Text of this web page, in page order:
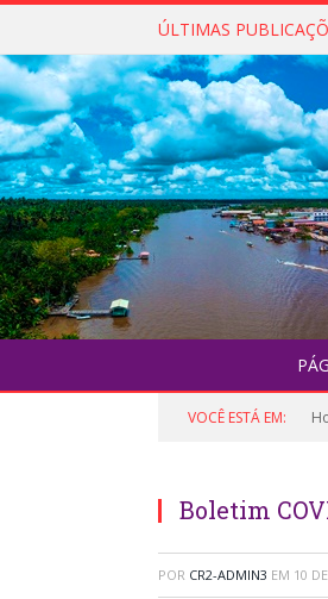
ÚLTIMAS
VOCÊ ESTÁ EM:
Boletim
POR CR2-ADMIN3 EM 10